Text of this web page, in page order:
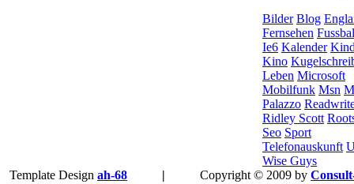
Bilder Blog
Fernsehen
Ie6 Kalender
Kino
Leben Microsoft
Mobilfunk Msn
Palazzo
Ridley Scott
Seo Sport
Telefonauskunft
Wise Guys
Template Design ah-68 | Copyright © 2009 by